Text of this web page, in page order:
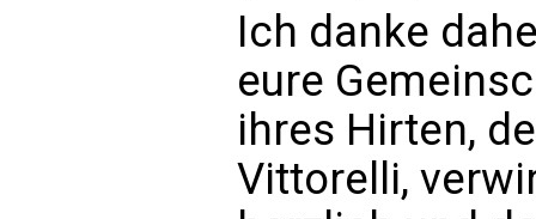
Ich danke
eure
ihres Hirten,
Vittorelli,